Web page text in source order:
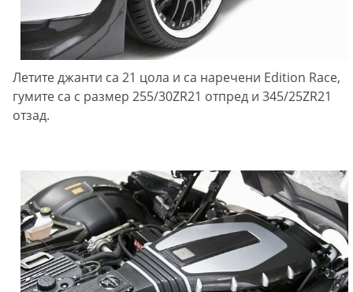
Летите джанти са 21 цола и са наречени Edition Race,
гумите са с размер 255/30ZR21 отпред и 345/25ZR21
отзад.